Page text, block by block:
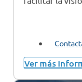
Ver más